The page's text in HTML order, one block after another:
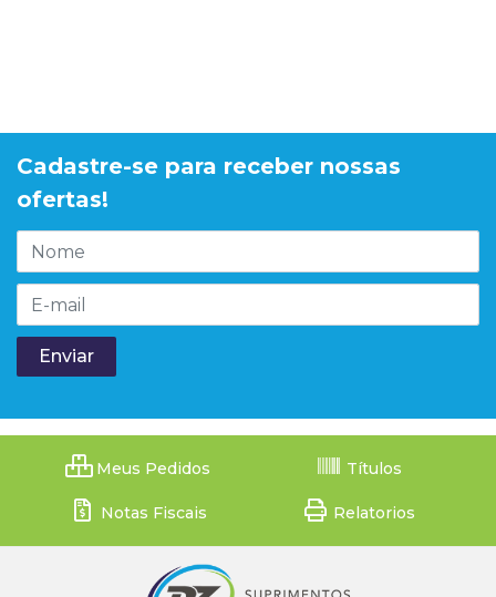
Cadastre-se para receber nossas
ofertas!
Meus Pedidos Títulos
Notas Fiscais Relatorios